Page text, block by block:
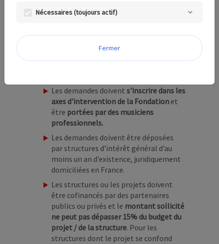
Insertion professionnelle
Les demandes doivent s'inscrire dans les
axes d'intervention de la Fondation et
être portées par des musiciens
professionnels.
Les demandes doivent être déposées
par structures d’intérêt général d’au
moins un an d’existence, juridiquement
domiciliées en France.
Les structures ou les projets doivent
être cofinancés par des partenaires
publics ou privés et le montant sollicité
ne peut pas dépasser 15% du budget du
projet / de la structure. Pour les
structures dont le projet se confond
Nécessaires (toujours actif)
Fermer